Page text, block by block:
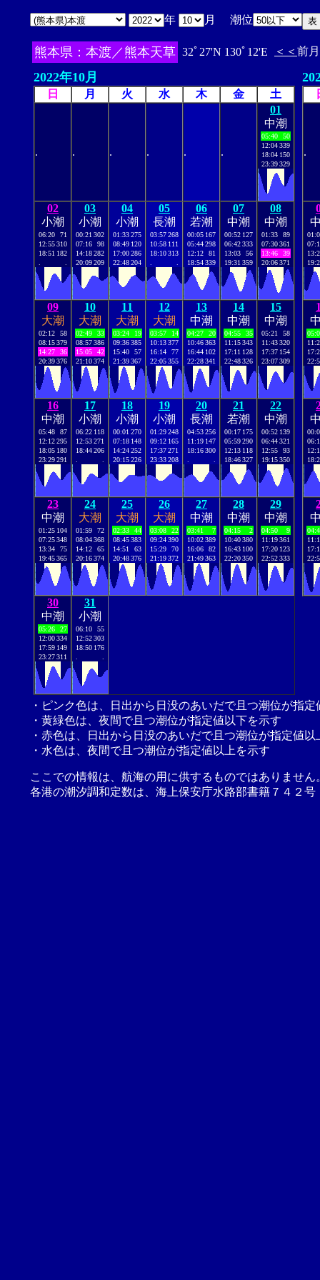
年 月 潮位
熊本県：本渡／熊本天草 32ﾟ27'N 130ﾟ12'E ＜＜ 前月
2022年10月
日 月 火 水 木 金 土
. . . . . .
01
中潮
05:40
50
12:04339
18:04 150
23:39329
02
小潮
06:20
71
12:55310
18:51 182
03
小潮
00:21 302
07:16
98
14:18282
20:09209
04
小潮
01:33275
08:49 120
17:00286
22:48204
05
長潮
03:57268
10:58 111
18:10313
06
若潮
00:05 167
05:44298
12:12
81
18:54339
07
中潮
00:52 127
06:42333
13:03
56
19:31 359
08
中潮
01:33
89
07:30361
13:46
39
20:06371
09
大潮
02:12
58
08:15379
14:27
36
20:39376
10
大潮
02:49
33
08:57386
15:05
42
21:10374
11
大潮
03:24
19
09:36385
15:40
57
21:39367
12
大潮
03:57
14
10:13377
16:14
77
22:05355
13
中潮
04:27
20
10:46363
16:44 102
22:28341
14
中潮
04:55
35
11:15343
17:11 128
22:48326
15
中潮
05:21
58
11:43320
17:37 154
23:07309
16
中潮
05:48
87
12:12295
18:05 180
23:29291
17
小潮
06:22 118
12:53271
18:44206
18
小潮
00:01 270
07:18 148
14:24252
20:15226
19
小潮
01:29248
09:12 165
17:37271
23:33208
20
長潮
04:53256
11:19 147
18:16300
21
若潮
00:17 175
05:59290
12:13 118
18:46327
22
中潮
00:52 139
06:44321
12:55
93
19:15350
23
中潮
01:25 104
07:25348
13:34
75
19:45365
24
大潮
01:59
72
08:04368
14:12
65
20:16374
25
大潮
02:33
44
08:45383
14:51
63
20:48376
26
大潮
03:08
22
09:24390
15:29
70
21:19372
27
中潮
03:41
7
10:02389
16:06
82
21:49363
28
中潮
04:15
2
10:40380
16:43 100
22:20350
29
中潮
04:50
9
11:19361
17:20 123
22:52333
30
中潮
05:26
27
12:00334
17:59 149
23:27311
31
小潮
06:10
55
12:52303
18:50 176
.
・ピンク色は、日出から日没のあいだで且つ潮位が指
・黄緑色は、夜間で且つ潮位が指定値以下を示す
・赤色は、日出から日没のあいだで且つ潮位が指定値以
・水色は、夜間で且つ潮位が指定値以上を示す
ここでの情報は、航海の用に供するものではありませ
各港の潮汐調和定数は、海上保安庁水路部書籍７４２